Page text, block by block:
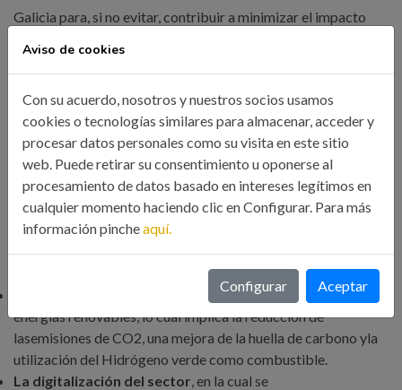
Galicia para, si no evitar, contribuir a minimizar el impacto
económico y social en caso de cierre o salida del territorio.
empresarial en un área geográfica, ya que no se puede
depender de una sola empresa, y es muy necesaria una fuerte
atracción de inversiones.
Alcanzar en España el reto de subir el peso de la industria
al20% con respecto al PIB pasa por plantearse determinados
La transición ecológica de la industria, haciendo uso de
energías renovables, lo cual implica la reducción de
lasemisiones de CO2, una mejora de la huella de carbono yla
utilización del Hidrógeno verde como combustible.
La digitalización del sector , en la cual se
Aviso de cookies
Con su acuerdo, nosotros y nuestros socios usamos
cookies o tecnologías similares para almacenar, acceder y
procesar datos personales como su visita en este sitio
web. Puede retirar su consentimiento u oponerse al
procesamiento de datos basado en intereses legítimos en
cualquier momento haciendo clic en Configurar. Para más
información pincheaquí.
Configurar Aceptar